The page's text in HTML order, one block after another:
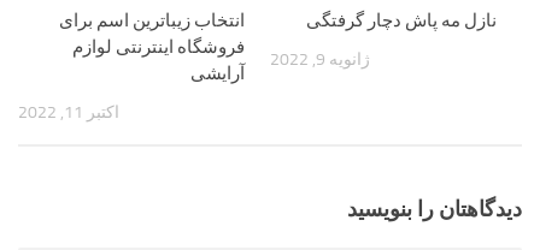
انتخاب زیباترین اسم برای
فروشگاه اینترنتی لوازم
آرایشی
اکتبر 11, 2022
نازل مه پاش دچار گرفتگی
ژانویه 9, 2022
دیدگاهتان را بنویسید